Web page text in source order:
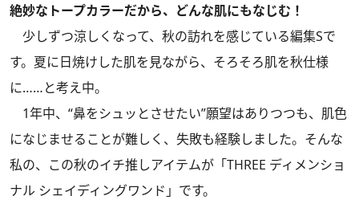
絶妙なトープカラーだから、どんな肌にもなじむ！
少しずつ涼しくなって、秋の訪れを感じている編集Sで
す。夏に日焼けした肌を見ながら、そろそろ肌を秋仕様
に……と考え中。
1年中、“鼻をシュッとさせたい”願望はありつつも、肌色
になじませることが難しく、失敗も経験しました。そんな
私の、この秋のイチ推しアイテムが「THREE ディメンショ
ナル シェイディングワンド」です。